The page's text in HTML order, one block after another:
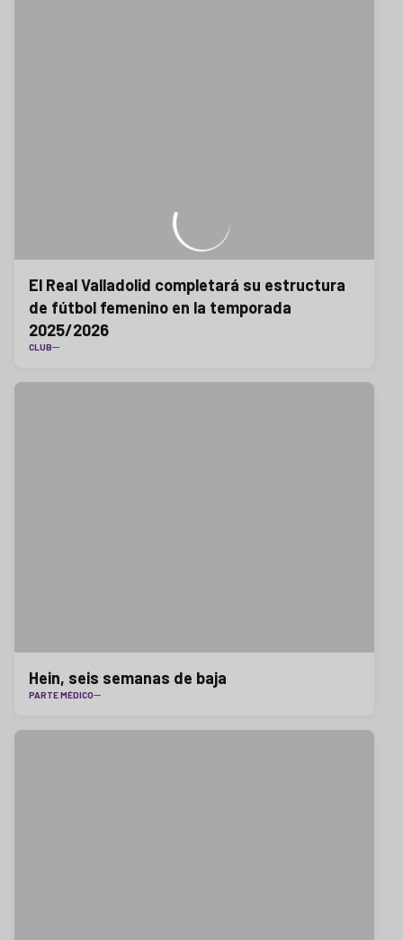
El Real Valladolid completará su estructura
de fútbol femenino en la temporada
2025/2026
CLUB
Hein, seis semanas de baja
PARTE MÉDICO